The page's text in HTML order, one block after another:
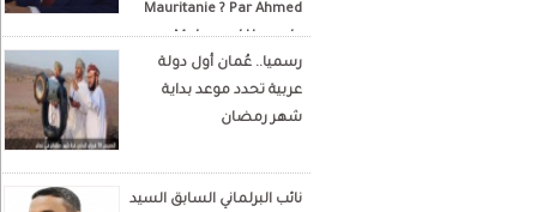
Mauritanie ? Par Ahmed
Mohamed Hamada
Écrivain et analyste
politique
رسميا.. عُمان أول دولة
عربية تحدد موعد بداية
شهر رمضان
نائب البرلماني السابق السيد